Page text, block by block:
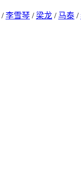
/李雪琴 / 梁龙 / 马泰 /